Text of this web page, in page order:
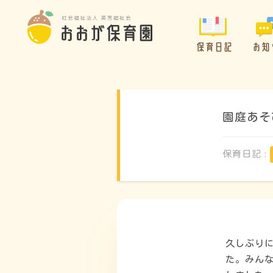
保育日記 お知
園庭あ
保育日記 :
久しぶり
た。みん